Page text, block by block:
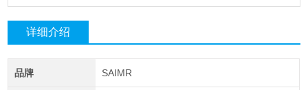
详细介绍
品牌 SAIMR